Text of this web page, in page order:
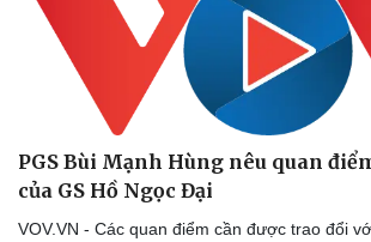
Văn hóa
Giải trí
PGS Bùi Mạnh Hùng nêu quan
của GS Hồ Ngọc Đại
VOV.VN - Các quan điểm cần được trao đổi